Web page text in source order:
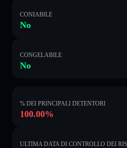
CONIABILE
No
CONGELABILE
No
% DEI PRINCIPALI DETENTORI
100.00%
ULTIMA DATA DI CONTROLLO DEI